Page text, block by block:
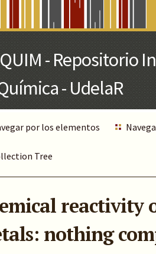
por los elementos
Tree
reactivity
nothing